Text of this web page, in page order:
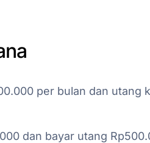
per bulan dan utang
dan bayar utang